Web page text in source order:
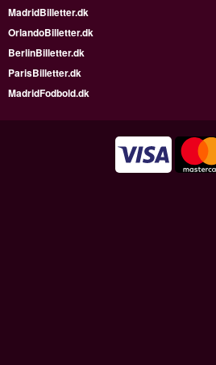
MadridBilletter.dk
OrlandoBilletter.dk
BerlinBilletter.dk
ParisBilletter.dk
MadridFodbold.dk